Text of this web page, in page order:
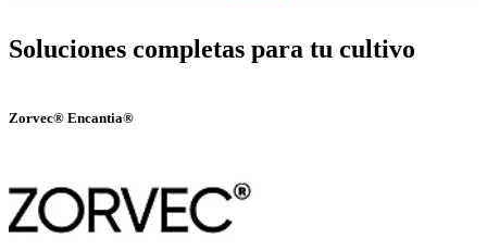
Soluciones completas para tu cultivo
Zorvec® Encantia®